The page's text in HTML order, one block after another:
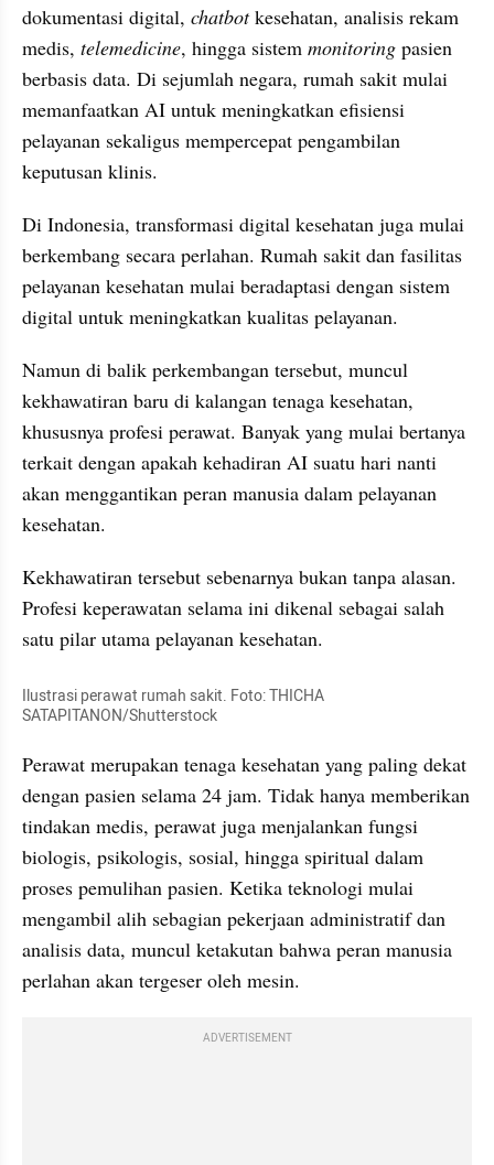
dokumentasi digital, chatbot kesehatan, analisis rekam
medis, telemedicine, hingga sistem monitoring pasien
berbasis data. Di sejumlah negara, rumah sakit mulai
memanfaatkan AI untuk meningkatkan efisiensi
pelayanan sekaligus mempercepat pengambilan
keputusan klinis.
Di Indonesia, transformasi digital kesehatan juga mulai
berkembang secara perlahan. Rumah sakit dan fasilitas
pelayanan kesehatan mulai beradaptasi dengan sistem
digital untuk meningkatkan kualitas pelayanan.
Namun di balik perkembangan tersebut, muncul
kekhawatiran baru di kalangan tenaga kesehatan,
khususnya profesi perawat. Banyak yang mulai bertanya
terkait dengan apakah kehadiran AI suatu hari nanti
akan menggantikan peran manusia dalam pelayanan
kesehatan.
Kekhawatiran tersebut sebenarnya bukan tanpa alasan.
Profesi keperawatan selama ini dikenal sebagai salah
satu pilar utama pelayanan kesehatan.
Ilustrasi perawat rumah sakit. Foto: THICHA
SATAPITANON/Shutterstock
Perawat merupakan tenaga kesehatan yang paling dekat
dengan pasien selama 24 jam. Tidak hanya memberikan
tindakan medis, perawat juga menjalankan fungsi
biologis, psikologis, sosial, hingga spiritual dalam
proses pemulihan pasien. Ketika teknologi mulai
mengambil alih sebagian pekerjaan administratif dan
analisis data, muncul ketakutan bahwa peran manusia
perlahan akan tergeser oleh mesin.
ADVERTISEMENT